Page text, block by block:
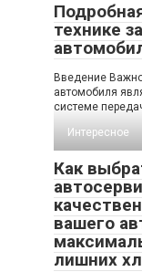
технике
Введение
автомобиля
системе
Интересное
Как
вашего
лишних